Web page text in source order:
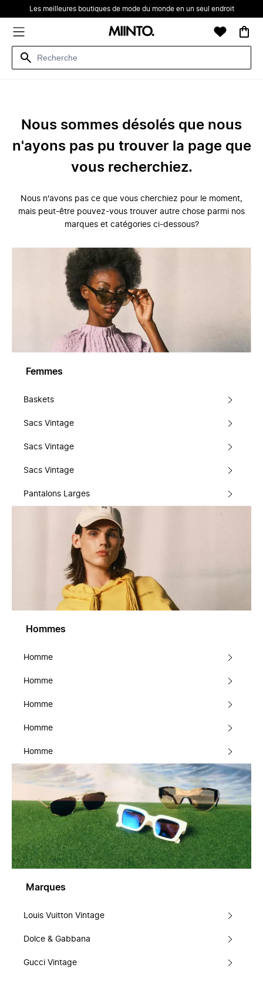
Les meilleures boutiques de mode du monde en un seul endroit
Nous sommes désolés que nous
n'ayons pas pu trouver la page que
vous recherchiez.
Nous n'avons pas ce que vous cherchiez pour le moment,
mais peut-être pouvez-vous trouver autre chose parmi nos
marques et catégories ci-dessous?
Femmes
Baskets
Sacs Vintage
Sacs Vintage
Sacs Vintage
Pantalons Larges
Hommes
Homme
Homme
Homme
Homme
Homme
Marques
Louis Vuitton Vintage
Dolce & Gabbana
Gucci Vintage